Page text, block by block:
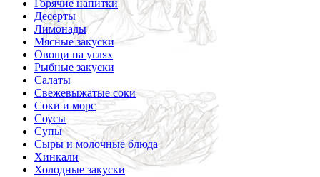
Горячие напитки
Десерты
Лимонады
Мясные закуски
Овощи на углях
Рыбные закуски
Салаты
Свежевыжатые соки
Соки и морс
Соусы
Супы
Сыры и молочные блюда
Хинкали
Холодные закуски